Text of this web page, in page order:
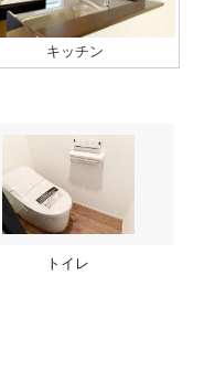
キッチン
トイレ